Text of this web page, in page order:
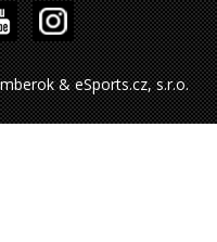
& eSports.cz, s.r.o.